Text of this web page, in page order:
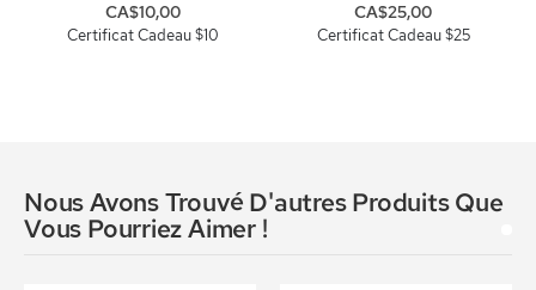
Certificat Cadeau $10
CA$10,00
Certificat Cadeau $25
CA$25,00
Nous Avons Trouvé D'autres Produits Que
Vous Pourriez Aimer !